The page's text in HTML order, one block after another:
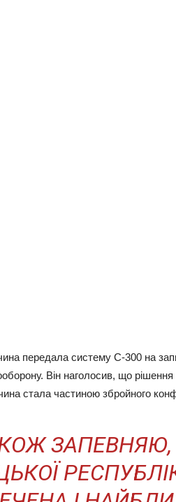
передала систему С-300 на
Він наголосив, що рішення
стала частиною збройного